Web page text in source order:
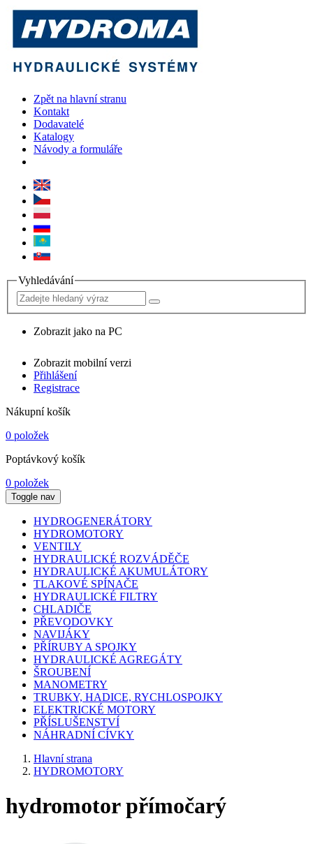
Zpět na hlavní stranu
Kontakt
Dodavatelé
Katalogy
Návody a formuláře
Vyhledávání
Zobrazit jako na PC
Zobrazit mobilní verzi
Přihlášení
Registrace
Nákupní košík
0 položek
Poptávkový košík
0 položek
Toggle nav
HYDROGENERÁTORY
HYDROMOTORY
VENTILY
HYDRAULICKÉ ROZVÁDĚČE
HYDRAULICKÉ AKUMULÁTORY
TLAKOVÉ SPÍNAČE
HYDRAULICKÉ FILTRY
CHLADIČE
PŘEVODOVKY
NAVIJÁKY
PŘÍRUBY A SPOJKY
HYDRAULICKÉ AGREGÁTY
ŠROUBENÍ
MANOMETRY
TRUBKY, HADICE, RYCHLOSPOJKY
ELEKTRICKÉ MOTORY
PŘÍSLUŠENSTVÍ
NÁHRADNÍ CÍVKY
Hlavní strana
HYDROMOTORY
hydromotor přímočarý